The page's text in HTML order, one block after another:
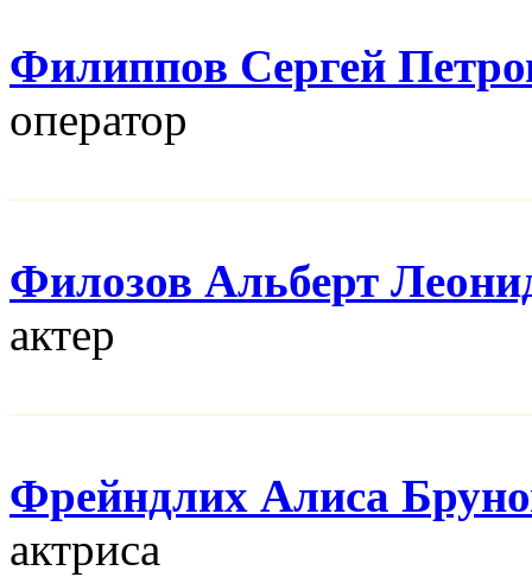
Филиппов Сергей
оператор
Филозов Альберт
актер
Фрейндлих Алиса
актриса